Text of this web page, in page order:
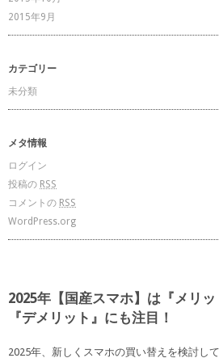
2015年9月
カテゴリー
未分類
メタ情報
ログイン
投稿の RSS
コメントの RSS
WordPress.org
2025年【国産スマホ】は『メリッ
『デメリット』にも注目！
2025年、新しくスマホの買い替えを検討し